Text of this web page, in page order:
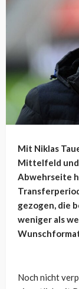
Mit Niklas
Mittelfeld und
Abwehrseite
gezogen, die
weniger als
Noch nicht